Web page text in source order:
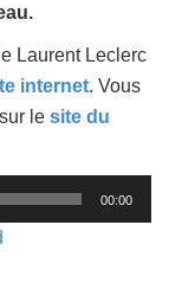
Laurent Leclerc
internet. Vous
le site du
00:00